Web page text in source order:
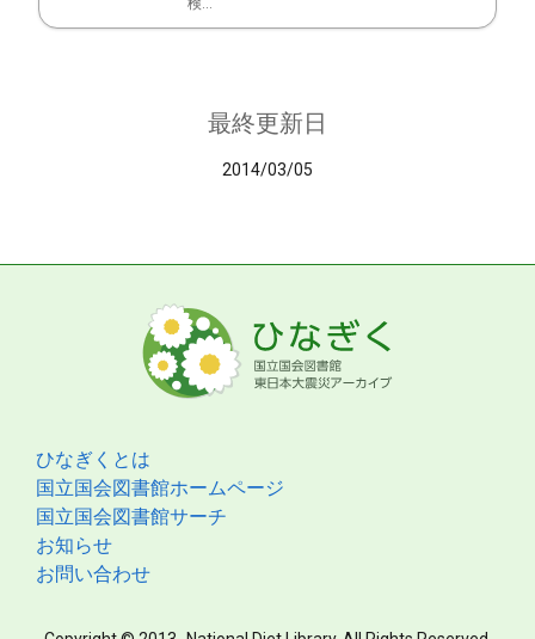
検...
最終更新日
2014/03/05
ひなぎくとは
国立国会図書館ホームページ
国立国会図書館サーチ
お知らせ
お問い合わせ